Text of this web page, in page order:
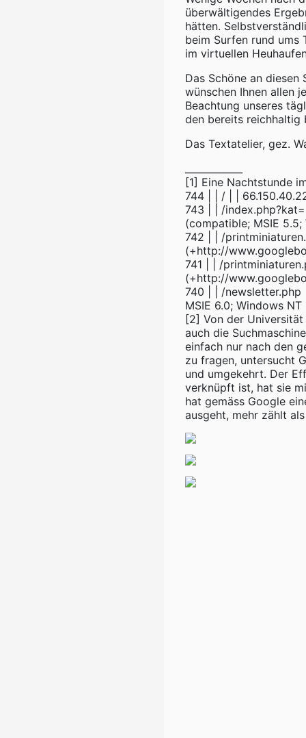
überwältigendes
hätten.
beim Surfen rund ums
im virtuellen
Das Schöne an
wünschen Ihnen allen
Beachtung unseres
den bereits
Das Textatelier, gez.
[1] Eine Nachtstunde
744 | | / | |
743 | | /
(compatible; MSIE
742 | | /
(+http://
741 | | /
(+http://
740 | | /newsletter.php
MSIE 6.0; Windows
[2] Von der
auch die
einfach nur nach den
zu fragen, untersucht
und umgekehrt. Der
verknüpft ist, hat sie
hat gemäss Google
ausgeht, mehr zählt